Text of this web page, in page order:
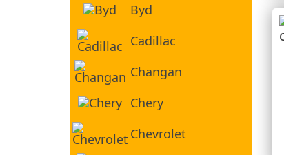
Byd
Cadillac
Changan
Chery
Chevrolet